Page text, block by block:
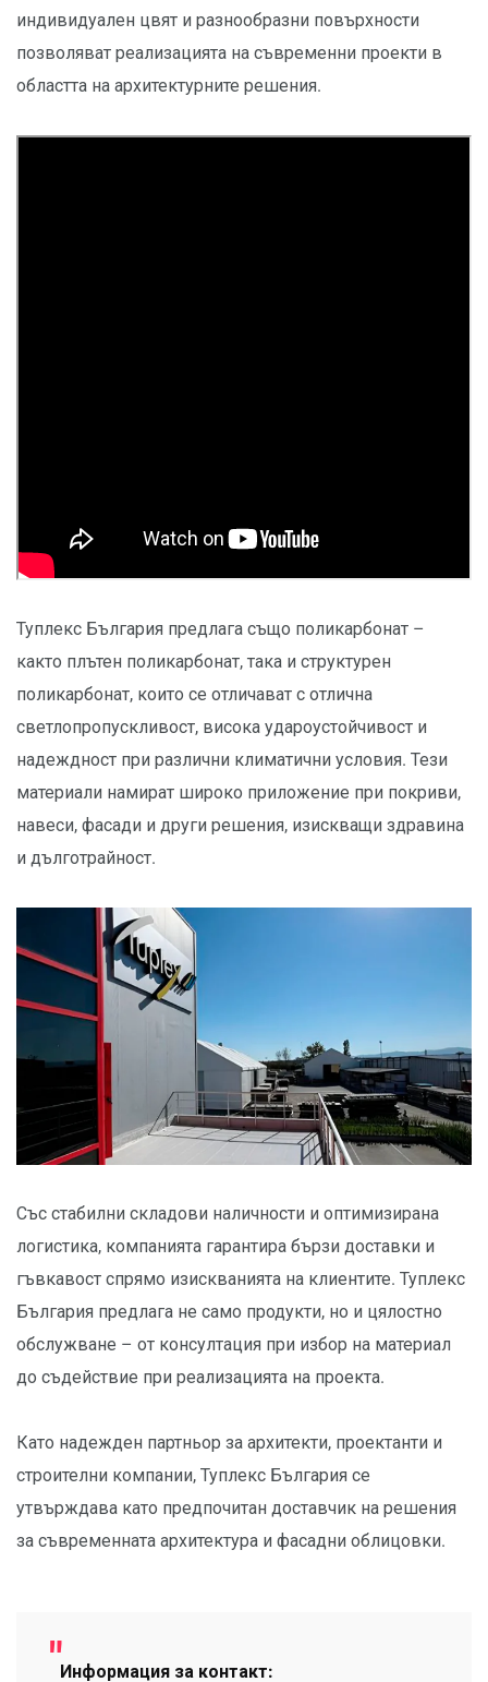
индивидуален цвят и разнообразни повърхности
позволяват реализацията на съвременни проекти в
областта на архитектурните решения.
Туплекс България предлага също поликарбонат –
както плътен поликарбонат, така и структурен
поликарбонат, които се отличават с отлична
светлопропускливост, висока удароустойчивост и
надеждност при различни климатични условия. Тези
материали намират широко приложение при покриви,
навеси, фасади и други решения, изискващи здравина
и дълготрайност.
Със стабилни складови наличности и оптимизирана
логистика, компанията гарантира бързи доставки и
гъвкавост спрямо изискванията на клиентите. Туплекс
България предлага не само продукти, но и цялостно
обслужване – от консултация при избор на материал
до съдействие при реализацията на проекта.
Като надежден партньор за архитекти, проектанти и
строителни компании, Туплекс България се
утвърждава като предпочитан доставчик на решения
за съвременната архитектура и фасадни облицовки.
Информация за контакт: